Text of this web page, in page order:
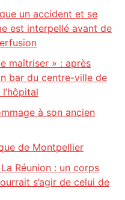
un accident et se
est interpellé avant de
maîtriser » : après
bar du centre-ville de
à son ancien
de Montpellier
Réunion : un corps
s’agir de celui de